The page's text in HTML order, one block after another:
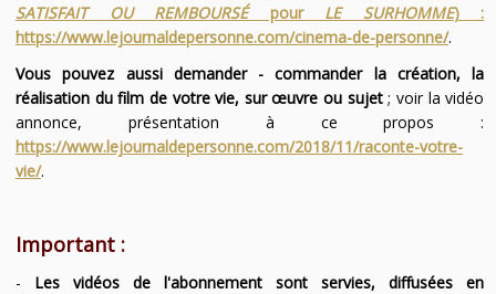
SATISFAIT OU REMBOURSÉpour LE SURHOMME) :
https://www.lejournaldepersonne.com/cinema-de-personne/.
Vous pouvez aussi demander - commander la création, la
réalisation du film de votre vie, sur œuvre ou sujet; voir la vidéo
annonce, présentation à ce propos :
https://www.lejournaldepersonne.com/2018/11/raconte-votre-
vie/.
Important :
- Les vidéos de l'abonnement sont servies, diffusées en